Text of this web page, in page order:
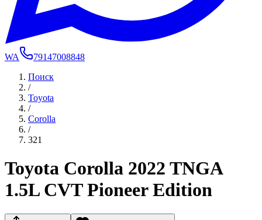
WA
79147008848
Поиск
/
Toyota
/
Corolla
/
321
Toyota Corolla 2022 TNGA
1.5L CVT Pioneer Edition